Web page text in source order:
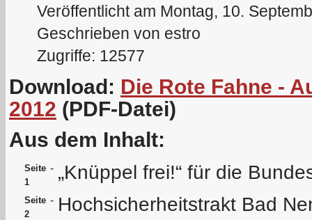
Veröffentlicht am Montag, 10.
Geschrieben von estro
Zugriffe: 12577
Download: Die Rote Fahne -
2012 (PDF-Datei)
Aus dem Inhalt:
Seite
1
- „Knüppel frei!“ für die
Seite
2
- Hochsicherheitstrakt Bad